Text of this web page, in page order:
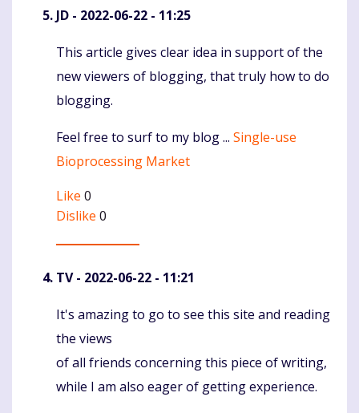
JD - 2022-06-22 - 11:25
Komentaras
This article gives clear idea in support of the
new viewers of blogging, that truly how to do
blogging.
Feel free to surf to my blog ... Single-use
Bioprocessing Market
Like 0
Dislike 0
TV- 2022-06-22 - 11:21
Komentaras
It's amazing to go to see this site and reading
the views
of all friends concerning this piece of writing,
while I am also eager of getting experience.